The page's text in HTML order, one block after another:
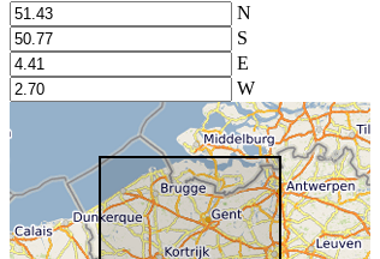
N
S
E
W